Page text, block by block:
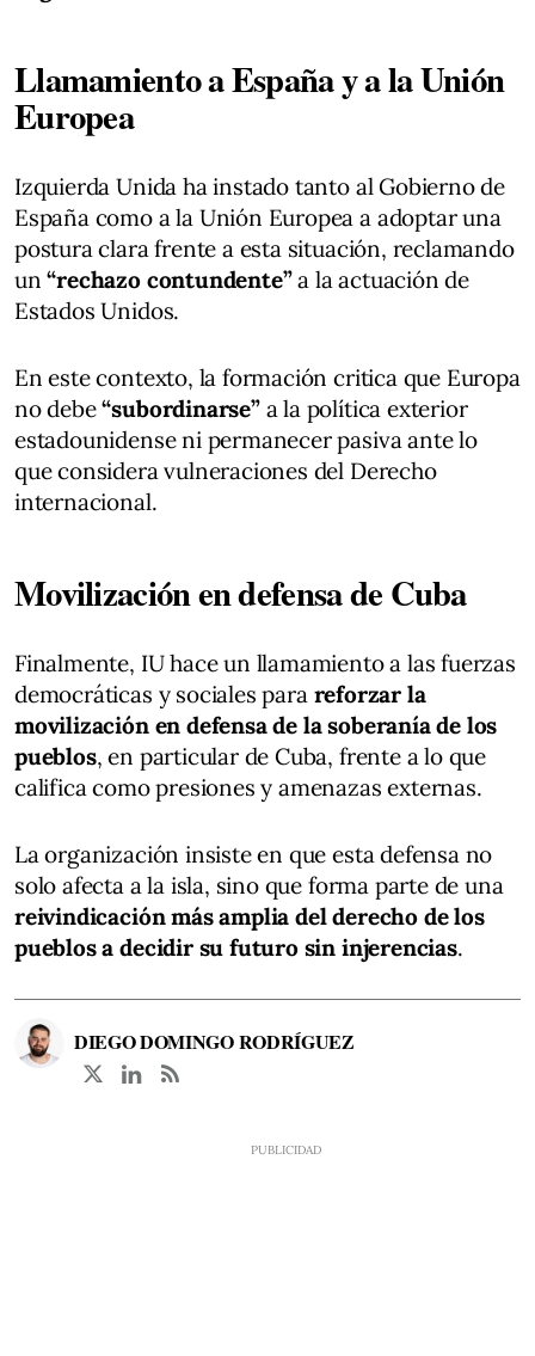
Llamamiento a España y a la Unión
Europea
Izquierda Unida ha instado tanto al Gobierno de
España como a la Unión Europea a adoptar una
postura clara frente a esta situación, reclamando
un“rechazo contundente”a la actuación de
Estados Unidos.
En este contexto, la formación critica que Europa
no debe“subordinarse”a la política exterior
estadounidense ni permanecer pasiva ante lo
que considera vulneraciones del Derecho
internacional.
Movilización en defensa de Cuba
Finalmente, IU hace un llamamiento a las fuerzas
democráticas y sociales para reforzar la
movilización en defensa de la soberanía de los
pueblos, en particular de Cuba, frente a lo que
califica como presiones y amenazas externas.
La organización insiste en que esta defensa no
solo afecta a la isla, sino que forma parte de una
reivindicación más amplia del derecho de los
pueblos a decidir su futuro sin injerencias.
DIEGO DOMINGO RODRÍGUEZ